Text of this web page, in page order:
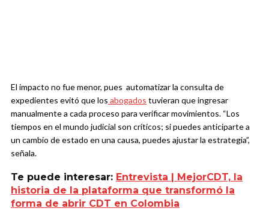
El impacto no fue menor, pues automatizar la consulta de
expedientes evitó que los abogados tuvieran que ingresar
manualmente a cada proceso para verificar movimientos. “Los
tiempos en el mundo judicial son críticos; si puedes anticiparte a
un cambio de estado en una causa, puedes ajustar la estrategia”,
señala.
Te puede interesar: Entrevista | MejorCDT, la
historia de la plataforma que transformó la
forma de abrir CDT en Colombia